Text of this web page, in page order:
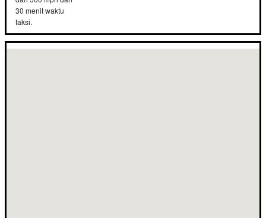
30 menit waktu
taksi.